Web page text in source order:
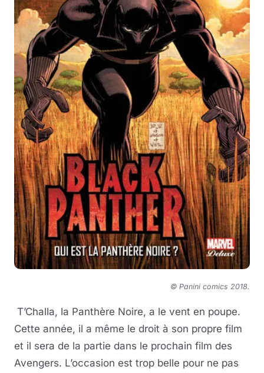
© Panini comics 2018.
T’Challa, la Panthère Noire, a le vent en poupe.
Cette année, il a même le droit à son propre film
et il sera de la partie dans le prochain film des
Avengers. L’occasion est trop belle pour ne pas